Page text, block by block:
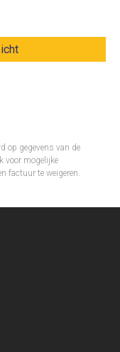
op gegevens van de
voor mogelijke
factuur te weigeren.​